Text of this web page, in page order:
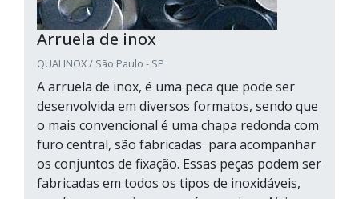
Arruela de inox
QUALINOX / São Paulo - SP
A arruela de inox, é uma peca que pode ser
desenvolvida em diversos formatos, sendo que
o mais convencional é uma chapa redonda com
furo central, são fabricadas para acompanhar
os conjuntos de fixação. Essas peças podem ser
fabricadas em todos os tipos de inoxidáveis,